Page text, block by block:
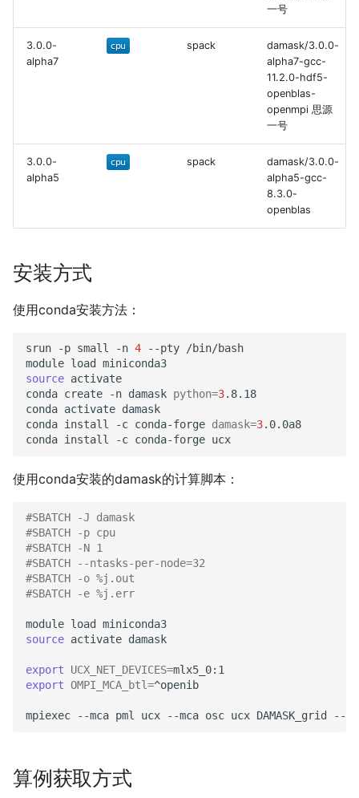
一号
3.0.0-
alpha7
spack
damask/3.0.0-
alpha7-gcc-
11.2.0-hdf5-
openblas-
openmpi 思源
一号
3.0.0-
alpha5
spack
damask/3.0.0-
alpha5-gcc-
8.3.0-
openblas
安装方式
使用conda安装方法：
srun -p small -n 4 --pty
/bin/bash
module load
source activate
conda create -n damask python=3.8.18
conda activate damask
conda install -c conda-forge damask=3.0.0a8
conda install -c conda-forge
使用conda安装的damask的计算脚本：
#SBATCH -J damask
#SBATCH -p cpu
#SBATCH -N 1
#SBATCH --ntasks-per-node=32
#SBATCH -o %j.out
#SBATCH -e %j.err
module load
source activate damask
export UCX_NET_DEVICES=
export OMPI_MCA_btl=^openib
mpiexec --mca pml ucx --mca osc ucx DAMASK_grid --
算例获取方式